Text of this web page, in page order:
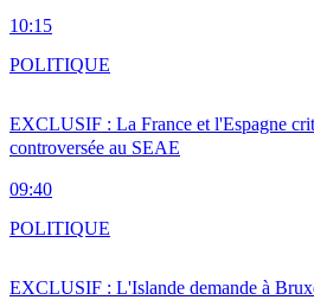
10:15
EXCLUSIF : La France et l'Espagne
controversée au SEAE
09:40
POLITIQUE
EXCLUSIF : L'Islande demande à
POLITIQUE